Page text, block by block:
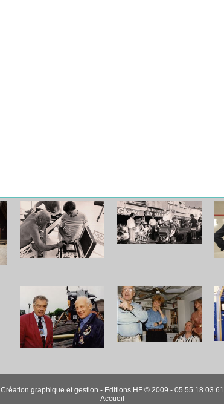
Création graphique et gestion - Editions HF © 2009 - 05 55 18 03 61
Accueil